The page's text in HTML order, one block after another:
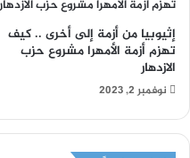
إثيوبيا من أزمة إلى أخرى .. كيف
تهزم أزمة الأمهرا مشروع حزب
الازدهار
نوفمبر 2, 2023